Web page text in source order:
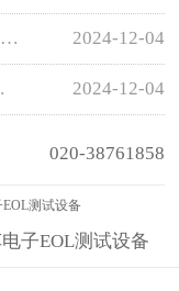
华颉科技荣获“专精特新中小企业”认定 2024-12-04
升赢未来” 2024-12-04
020-38761858
子EOL测试设备